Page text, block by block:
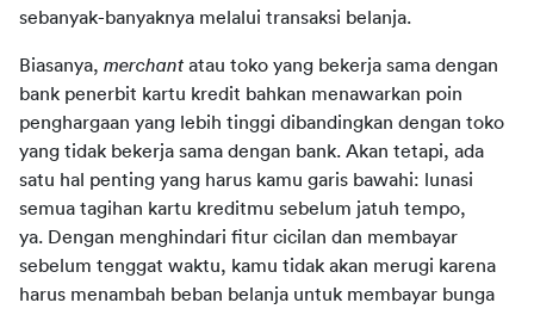
sebanyak-banyaknya melalui transaksi belanja.
Biasanya, merchant atau toko yang bekerja sama dengan
bank penerbit kartu kredit bahkan menawarkan poin
penghargaan yang lebih tinggi dibandingkan dengan toko
yang tidak bekerja sama dengan bank. Akan tetapi, ada
satu hal penting yang harus kamu garis bawahi: lunasi
semua tagihan kartu kreditmu sebelum jatuh tempo,
ya. Dengan menghindari fitur cicilan dan membayar
sebelum tenggat waktu, kamu tidak akan merugi karena
harus menambah beban belanja untuk membayar bunga